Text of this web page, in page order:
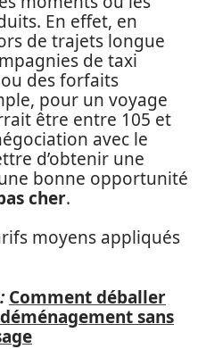
En effet, en
de trajets longue
de taxi
des forfaits
pour un voyage
être entre 105 et
avec le
d’obtenir une
bonne opportunité
cher.
moyens appliqués
Comment déballer
sans